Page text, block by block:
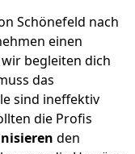
Schönefeld nach
einen
begleiten dich
das
sind ineffektiv
die Profis
den